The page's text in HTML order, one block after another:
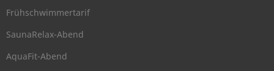
Frühschwimmertarif
SaunaRelax-Abend
AquaFit-Abend